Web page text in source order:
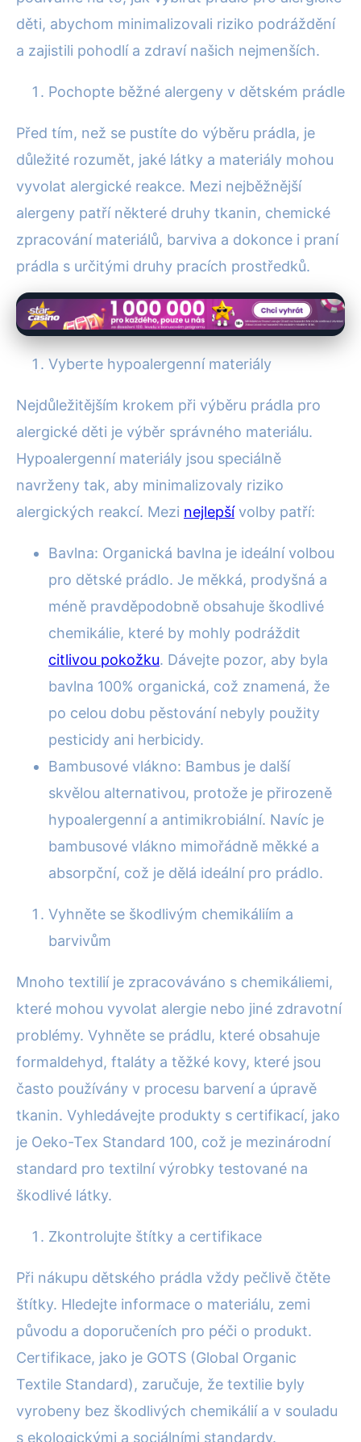
děti, abychom minimalizovali riziko podráždění
a zajistili pohodlí a zdraví našich nejmenších.
Pochopte běžné alergeny v dětském prádle
Před tím, než se pustíte do výběru prádla, je
důležité rozumět, jaké látky a materiály mohou
vyvolat alergické reakce. Mezi nejběžnější
alergeny patří některé druhy tkanin, chemické
zpracování materiálů, barviva a dokonce i praní
prádla s určitými druhy pracích prostředků.
Vyberte hypoalergenní materiály
Nejdůležitějším krokem při výběru prádla pro
alergické děti je výběr správného materiálu.
Hypoalergenní materiály jsou speciálně
navrženy tak, aby minimalizovaly riziko
alergických reakcí. Mezi nejlepšívolby patří:
Bavlna: Organická bavlna je ideální volbou
pro dětské prádlo. Je měkká, prodyšná a
méně pravděpodobně obsahuje škodlivé
chemikálie, které by mohly podráždit
citlivou pokožku. Dávejte pozor, aby byla
bavlna 100% organická, což znamená, že
po celou dobu pěstování nebyly použity
pesticidy ani herbicidy.
Bambusové vlákno: Bambus je další
skvělou alternativou, protože je přirozeně
hypoalergenní a antimikrobiální. Navíc je
bambusové vlákno mimořádně měkké a
absorpční, což je dělá ideální pro prádlo.
Vyhněte se škodlivým chemikáliím a
barvivům
Mnoho textilií je zpracováváno s chemikáliemi,
které mohou vyvolat alergie nebo jiné zdravotní
problémy. Vyhněte se prádlu, které obsahuje
formaldehyd, ftaláty a těžké kovy, které jsou
často používány v procesu barvení a úpravě
tkanin. Vyhledávejte produkty s certifikací, jako
je Oeko-Tex Standard 100, což je mezinárodní
standard pro textilní výrobky testované na
škodlivé látky.
Zkontrolujte štítky a certifikace
Při nákupu dětského prádla vždy pečlivě čtěte
štítky. Hledejte informace o materiálu, zemi
původu a doporučeních pro péči o produkt.
Certifikace, jako je GOTS (Global Organic
Textile Standard), zaručuje, že textilie byly
vyrobeny bez škodlivých chemikálií a v souladu
s ekologickými a sociálními standardy.